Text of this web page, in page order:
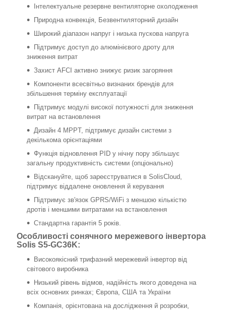
Інтелектуальне резервне вентиляторне охолодження
Природна конвекція, Безвентиляторний дизайн
Широкий діапазон напруг і низька пускова напруга
Підтримує доступ до алюмінієвого дроту для
зниження витрат
Захист AFCI активно знижує ризик загоряння
Компоненти всесвітньо визнаних брендів для
збільшення терміну експлуатації
Підтримує модулі високої потужності для зниження
витрат на встановлення
Дизайн 4 MPPT, підтримує дизайн системи з
декількома орієнтаціями
Функція відновлення PID у нічну пору збільшує
загальну продуктивність системи (опціонально)
Відскануйте, щоб зареєструватися в SolisCloud,
підтримує віддалене оновлення й керування
Підтримує зв'язок GPRS/WiFi з меншою кількістю
дротів і меншими витратами на встановлення
Стандартна гарантія 5 років.
Особливості сонячного мережевого інвертора
Solis S5-GC36K:
Високоякісний трифазний мережевий інвертор від
світового виробника
Низький рівень відмов, надійність якого доведена на
всіх основних ринках; Європа, США та України
Компанія, орієнтована на дослідження й розробки,